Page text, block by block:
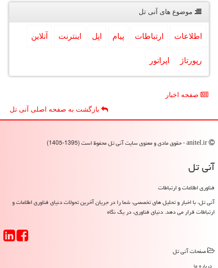
موضوع های آنی تل
اطلاعات ارتباطات پیام اپل اینترنت آنلاین
رپورتاژ اپراتور
صفحه اخبار
بازگشت به صفحه اصلی آنی تل
آنی تل
فناوری اطلاعات و ارتباطات
آنی تل، با اخبار و تحلیل های تخصصی، شما را در جریان آخرین تحولات دنیای فناوری اطلاعات و
ارتباطات قرار می دهد. دنیای فناوری، در یک نگاه
صفحات آنی تل
درباره ما